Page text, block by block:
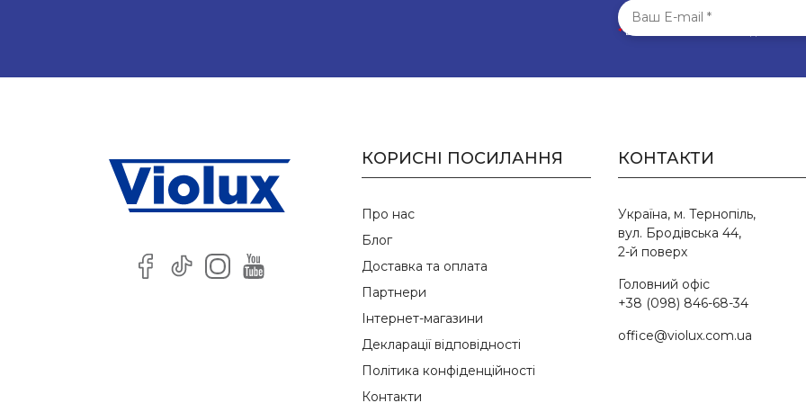
*Всі поля обов’язкові для
КОРИСНІ ПОСИЛАННЯ
Про нас
Блог
Доставка та оплата
Партнери
Інтернет-магазини
Декларації відповідності
Політика конфіденційності
Контакти
КОНТАКТИ
Україна, м. Тернопіль,
вул. Бродівська 44,
2-й поверх
Головний офіс
+38 (098) 846-68-34
office@violux.com.ua